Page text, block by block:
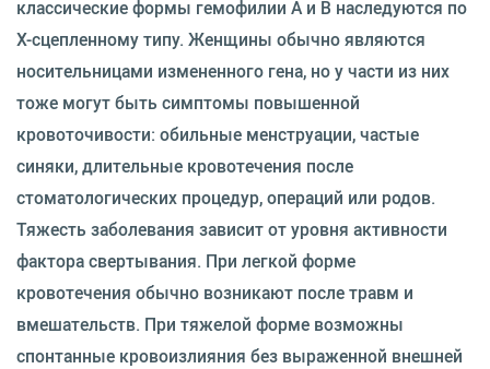
классические формы гемофилии A и B наследуются по
X-сцепленному типу. Женщины обычно являются
носительницами измененного гена, но у части из них
тоже могут быть симптомы повышенной
кровоточивости: обильные менструации, частые
синяки, длительные кровотечения после
стоматологических процедур, операций или родов.
Тяжесть заболевания зависит от уровня активности
фактора свертывания. При легкой форме
кровотечения обычно возникают после травм и
вмешательств. При тяжелой форме возможны
спонтанные кровоизлияния без выраженной внешней